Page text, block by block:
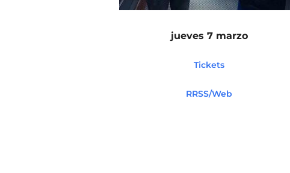
jueves 7 marzo
Tickets
RRSS/Web